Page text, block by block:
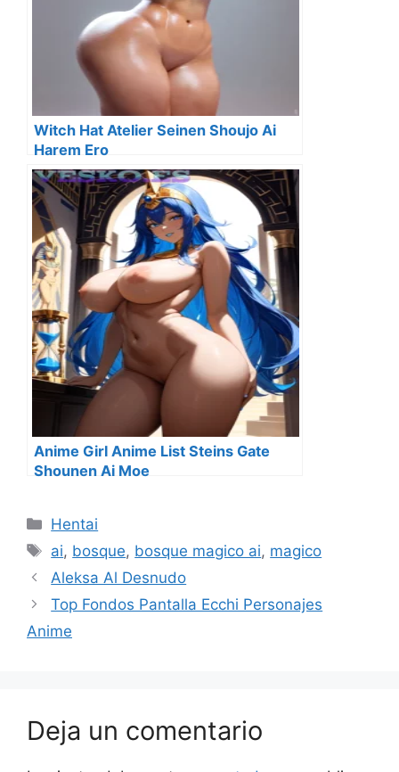
Witch Hat Atelier Seinen Shoujo Ai
Harem Ero
Anime Girl Anime List Steins Gate
Shounen Ai Moe
Categorías
Hentai
Etiquetas
ai, bosque, bosque magico ai, magico
Aleksa Al Desnudo
Top Fondos Pantalla Ecchi Personajes
Anime
Deja un comentario